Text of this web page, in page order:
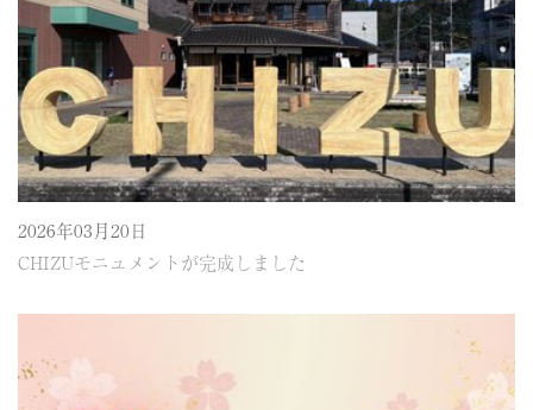
2026年03月20日
CHIZUモニュメントが完成しました